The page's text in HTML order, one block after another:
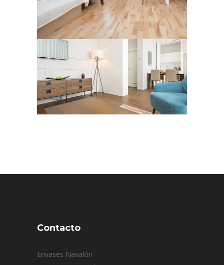
Contacto
Envases Navalón